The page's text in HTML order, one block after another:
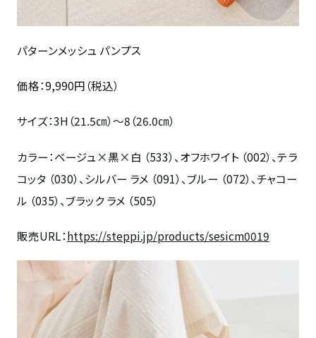
パターンメッシュ パンプス
価格：9,990円（税込）
サイズ：3H（21.5㎝）～8（26.0㎝）
カラー：ベージュ ×黒× 白 （533）、オフホワイト （002）、テラ
コッタ （030）、シルバー ラメ （091）、ブルー （072）、チャコー
ル （035）、ブラック ラメ （505）
販売URL：https://steppi.jp/products/sesicm0019